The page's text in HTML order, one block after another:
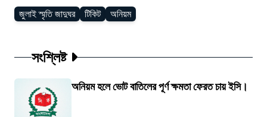
জুলাই স্মৃতি জাদুঘর টিকিট অনিয়ম
সংশ্লিষ্ট
অনিয়ম হলে ভোট বাতিলের পূর্ণ ক্ষমতা ফেরত চায় ইসি।